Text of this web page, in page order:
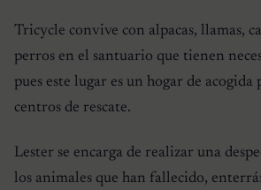
Tricycle convive con alpacas, llamas,
perros en el santuario que tienen
pues este lugar es un hogar de acogida
centros de rescate.
Lester se encarga de realizar una
los animales que han fallecido,